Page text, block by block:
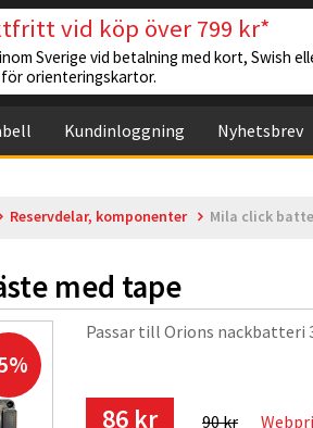
vid köp över 799 kr*
Sverige vid betalning med kort, Swish
orienteringskartor.
Kundinloggning Nyhetsbrev
Reservdelar, komponenter Mila click
med tape
Passar till Orions nackbatteri
86 kr 90 kr